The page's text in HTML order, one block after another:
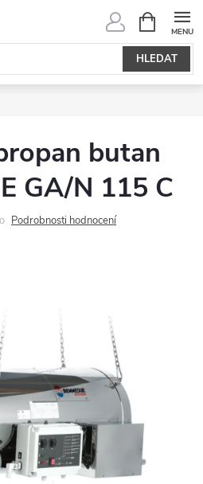
HLEDAT
NÁKUPNÍ
KOŠÍK
butan
GA/N 115 C
Podrobnosti hodnocení